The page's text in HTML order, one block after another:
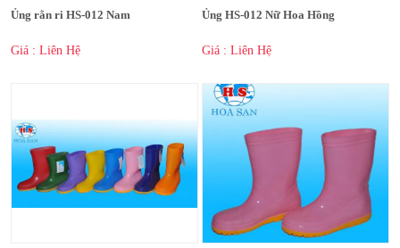
Ủng rằn ri HS-012 Nam
Giá : Liên Hệ
Ủng HS-012 Nữ Hoa Hồng
Giá : Liên Hệ